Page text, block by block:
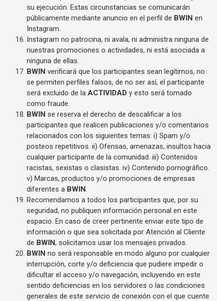
su ejecución. Estas circunstancias se comunicarán
públicamente mediante anuncio en el perfil de BWIN en
Instagram.
Instagram no patrocina, ni avala, ni administra ninguna de
nuestras promociones o actividades, ni está asociada a
ninguna de ellas.
BWIN verificará que los participantes sean legítimos, no
se permiten perfiles falsos, de no ser así, el participante
será excluido de la ACTIVIDAD y esto será tomado
como fraude.
BWIN se reserva el derecho de descalificar a los
participantes que realicen publicaciones y/o comentarios
relacionados con los siguientes temas: i) Spam y/o
posteos repetitivos. ii) Ofensas, amenazas, insultos hacia
cualquier participante de la comunidad. iii) Contenidos
racistas, sexistas o clasistas. iv) Contenido pornográfico.
v) Marcas, productos y/o promociones de empresas
diferentes a BWIN.
Recomendamos a todos los participantes que, por su
seguridad, no publiquen información personal en este
espacio. En caso de creer pertinente enviar este tipo de
información o que sea solicitada por Atención al Cliente
de BWIN, solicitamos usar los mensajes privados.
BWIN no será responsable en modo alguno por cualquier
interrupción, corte y/o deficiencia que pudiere impedir o
dificultar el acceso y/o navegación, incluyendo en este
sentido deficiencias en los servidores o las condiciones
generales de este servicio de conexión con el que cuente